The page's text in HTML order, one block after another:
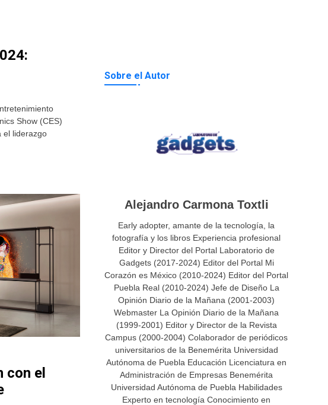
Show (CES)
el liderazgo
con el
Sobre el Autor
Alejandro Carmona Toxtli
Early adopter, amante de la tecnología, la
fotografía y los libros Experiencia profesional
Editor y Director del Portal Laboratorio de
Gadgets (2017-2024) Editor del Portal Mi
Corazón es México (2010-2024) Editor del Portal
Puebla Real (2010-2024) Jefe de Diseño La
Opinión Diario de la Mañana (2001-2003)
Webmaster La Opinión Diario de la Mañana
(1999-2001) Editor y Director de la Revista
Campus (2000-2004) Colaborador de periódicos
universitarios de la Benemérita Universidad
Autónoma de Puebla Educación Licenciatura en
Administración de Empresas Benemérita
Universidad Autónoma de Puebla Habilidades
Experto en tecnología Conocimiento en